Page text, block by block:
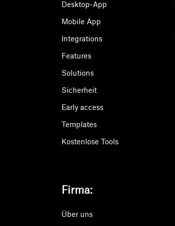
Desktop-App
Mobile App
Integrations
Features
Solutions
Sicherheit
Early access
Templates
Kostenlose Tools
Firma:
Über uns